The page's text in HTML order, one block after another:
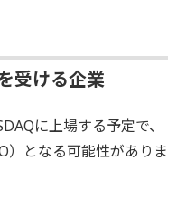
受ける企業
に上場する予定で、
）となる可能性がありま